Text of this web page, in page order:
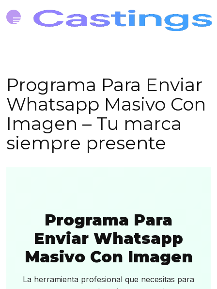
Programa Para Enviar
Whatsapp Masivo Con
Imagen – Tu marca
siempre presente
Programa Para
Enviar Whatsapp
Masivo Con Imagen
La herramienta profesional que necesitas para